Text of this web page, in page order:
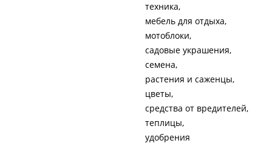
техника
мебель для отдыха
мотоблоки
садовые украшения
семена
растения и саженцы
цветы
средства от вредителей
теплицы
удобрения